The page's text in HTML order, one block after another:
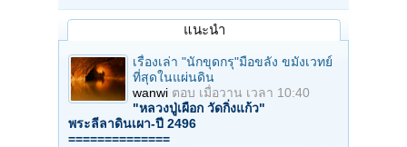
แนะนำ
เรื่องเล่า "นักขุดกรุ"มือขลัง ขมังเวทย์
ที่สุดในแผ่นดิน
wanwi ตอบ เมื่อวาน เวลา 10:40
"หลวงปู่เผือก วัดกิ่งแก้ว"
พระลีลาดินเผา-ปี 2496
==============